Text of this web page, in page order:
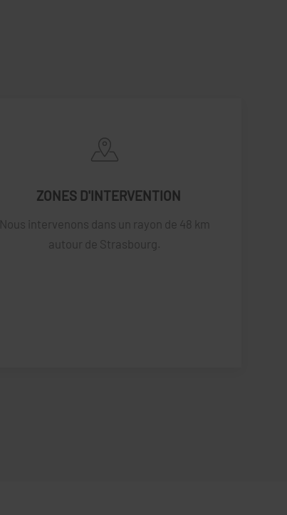
ZONES D'INTERVENTION
Nous intervenons dans un rayon de 48 km
autour de Strasbourg.